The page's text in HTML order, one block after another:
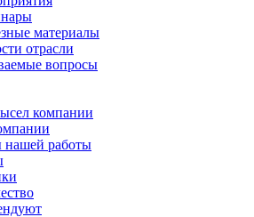
материалы
отрасли
вопросы
компании
работы